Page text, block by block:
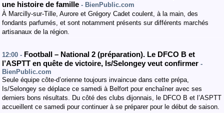
une histoire de famille - BienPublic.com
À Marcilly-sur-Tille, Aurore et Grégory Cadet coulent, à la main, des
fondants parfumés, et sont notamment présents sur différents marchés
artisanaux de la région.
12:00 - Football – National 2 (préparation). Le DFCO B et
l’ASPTT en quête de victoire, Is/Selongey veut confirmer -
BienPublic.com
Seule équipe côte-d’orienne toujours invaincue dans cette prépa,
Is/Selongey se déplace ce samedi à Belfort pour enchaîner avec ses
derniers bons résultats. Du côté des clubs dijonnais, le DFCO B et l’ASPTT
accueillent ce samedi pour continuer à se préparer pour le début de saison.